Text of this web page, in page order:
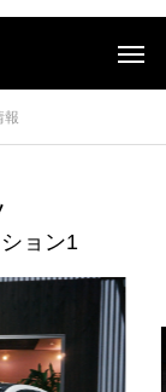
報
ョン1